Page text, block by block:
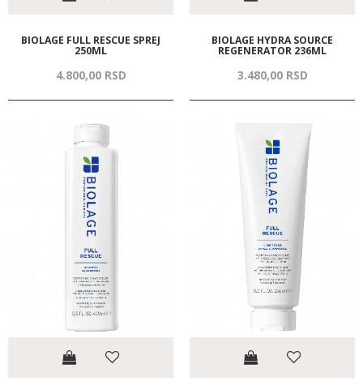
BIOLAGE FULL RESCUE SPREJ
250ML
4.800,00 RSD
BIOLAGE HYDRA SOURCE
REGENERATOR 236ML
3.480,00 RSD